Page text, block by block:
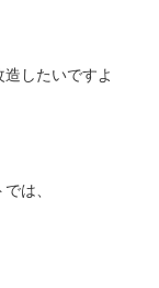
したいですよ
は、